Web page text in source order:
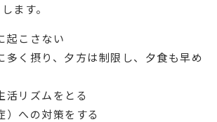
ます。
起こさない
多く摂り、夕方は制限し、夕食も早め
活リズムをとる
）への対策をする